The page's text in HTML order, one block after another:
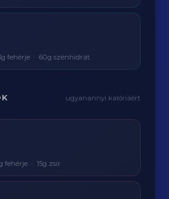
fehérje · 60g szénhidrát
ugyanannyi kalóriáért
fehérje · 15g zsír